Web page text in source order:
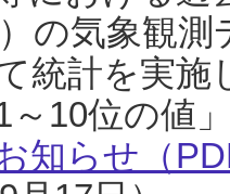
）の気象観
統計を実
～10位の値
知らせ（